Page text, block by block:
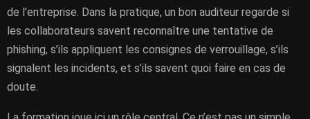
de l’entreprise. Dans la pratique, un bon auditeur regarde si
les collaborateurs savent reconnaître une tentative de
phishing, s’ils appliquent les consignes de verrouillage, s’ils
signalent les incidents, et s’ils savent quoi faire en cas de
doute.